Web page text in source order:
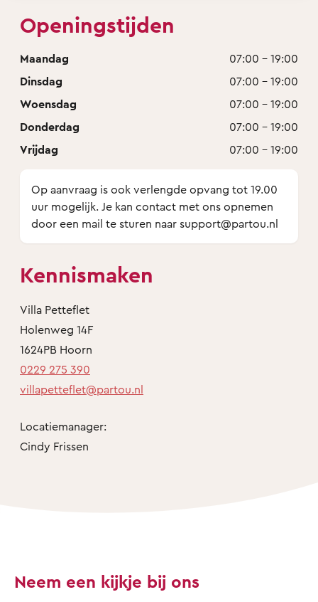
Openingstijden
Maandag
07:00 - 19:00
Dinsdag
07:00 - 19:00
Woensdag
07:00 - 19:00
Donderdag
07:00 - 19:00
Vrijdag
07:00 - 19:00
Op aanvraag is ook verlengde opvang tot 19.00
uur mogelijk. Je kan contact met ons opnemen
door een mail te sturen naar support@partou.nl
Kennismaken
Villa Petteflet
Holenweg 14F
1624PB Hoorn
0229 275 390
villapetteflet@partou.nl
Locatiemanager:
Cindy Frissen
Neem een kijkje bij ons